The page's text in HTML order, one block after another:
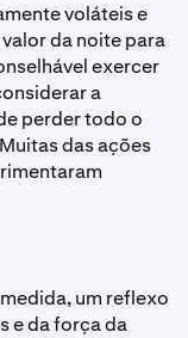
voláteis e
da noite para
exercer
a
perder todo o
das ações
um reflexo
e da força da